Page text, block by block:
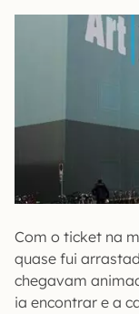
Com o ticket na
quase fui
chegavam
ia encontrar e a